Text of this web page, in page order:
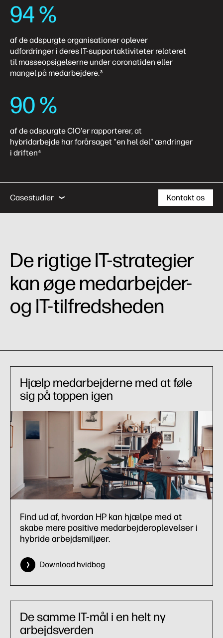
94 %
af de adspurgte organisationer oplever
udfordringer i deres IT-supportaktiviteter relateret
til masseopsigelserne under coronatiden eller
mangel på medarbejdere.3
90 %
af de adspurgte CIO'er rapporterer, at
hybridarbejde har forårsaget "en hel del" ændringer
i driften 4
IT-indsigt Virksomhedsresultater
Servicer
Casestudier
Servicer
Kontakt os
De rigtige IT-strategier
kan øge medarbejder-
og IT-tilfredsheden
Hjælp medarbejderne med at føle
sig på toppen igen
Find ud af, hvordan HP kan hjælpe med at
skabe mere positive medarbejderoplevelser i
hybride arbejdsmiljøer.
Download hvidbog
De samme IT-mål i en helt ny
arbejdsverden